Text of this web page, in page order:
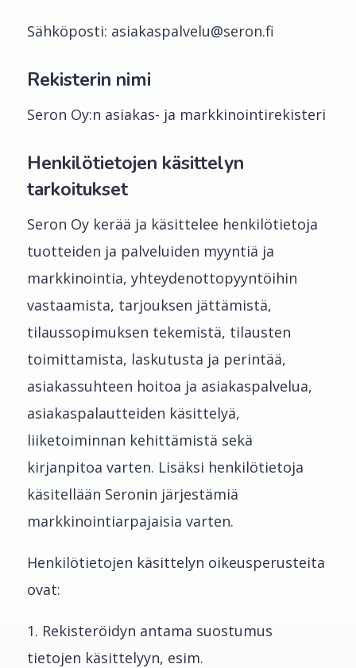
Sähköposti: asiakaspalvelu@seron.fi
Rekisterin nimi
Seron Oy:n asiakas- ja markkinointirekisteri
Henkilötietojen käsittelyn
tarkoitukset
Seron Oy kerää ja käsittelee henkilötietoja
tuotteiden ja palveluiden myyntiä ja
markkinointia, yhteydenottopyyntöihin
vastaamista, tarjouksen jättämistä,
tilaussopimuksen tekemistä, tilausten
toimittamista, laskutusta ja perintää,
asiakassuhteen hoitoa ja asiakaspalvelua,
asiakaspalautteiden käsittelyä,
liiketoiminnan kehittämistä sekä
kirjanpitoa varten. Lisäksi henkilötietoja
käsitellään Seronin järjestämiä
markkinointiarpajaisia varten.
Henkilötietojen käsittelyn oikeusperusteita
ovat:
1. Rekisteröidyn antama suostumus
tietojen käsittelyyn, esim.